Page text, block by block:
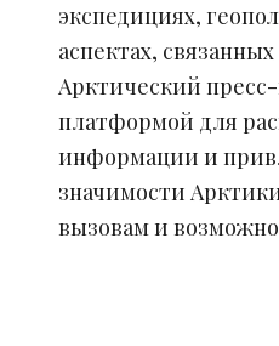
экспедициях,
аспектах,
Арктический
платформой для
информации и
значимости
вызовам и